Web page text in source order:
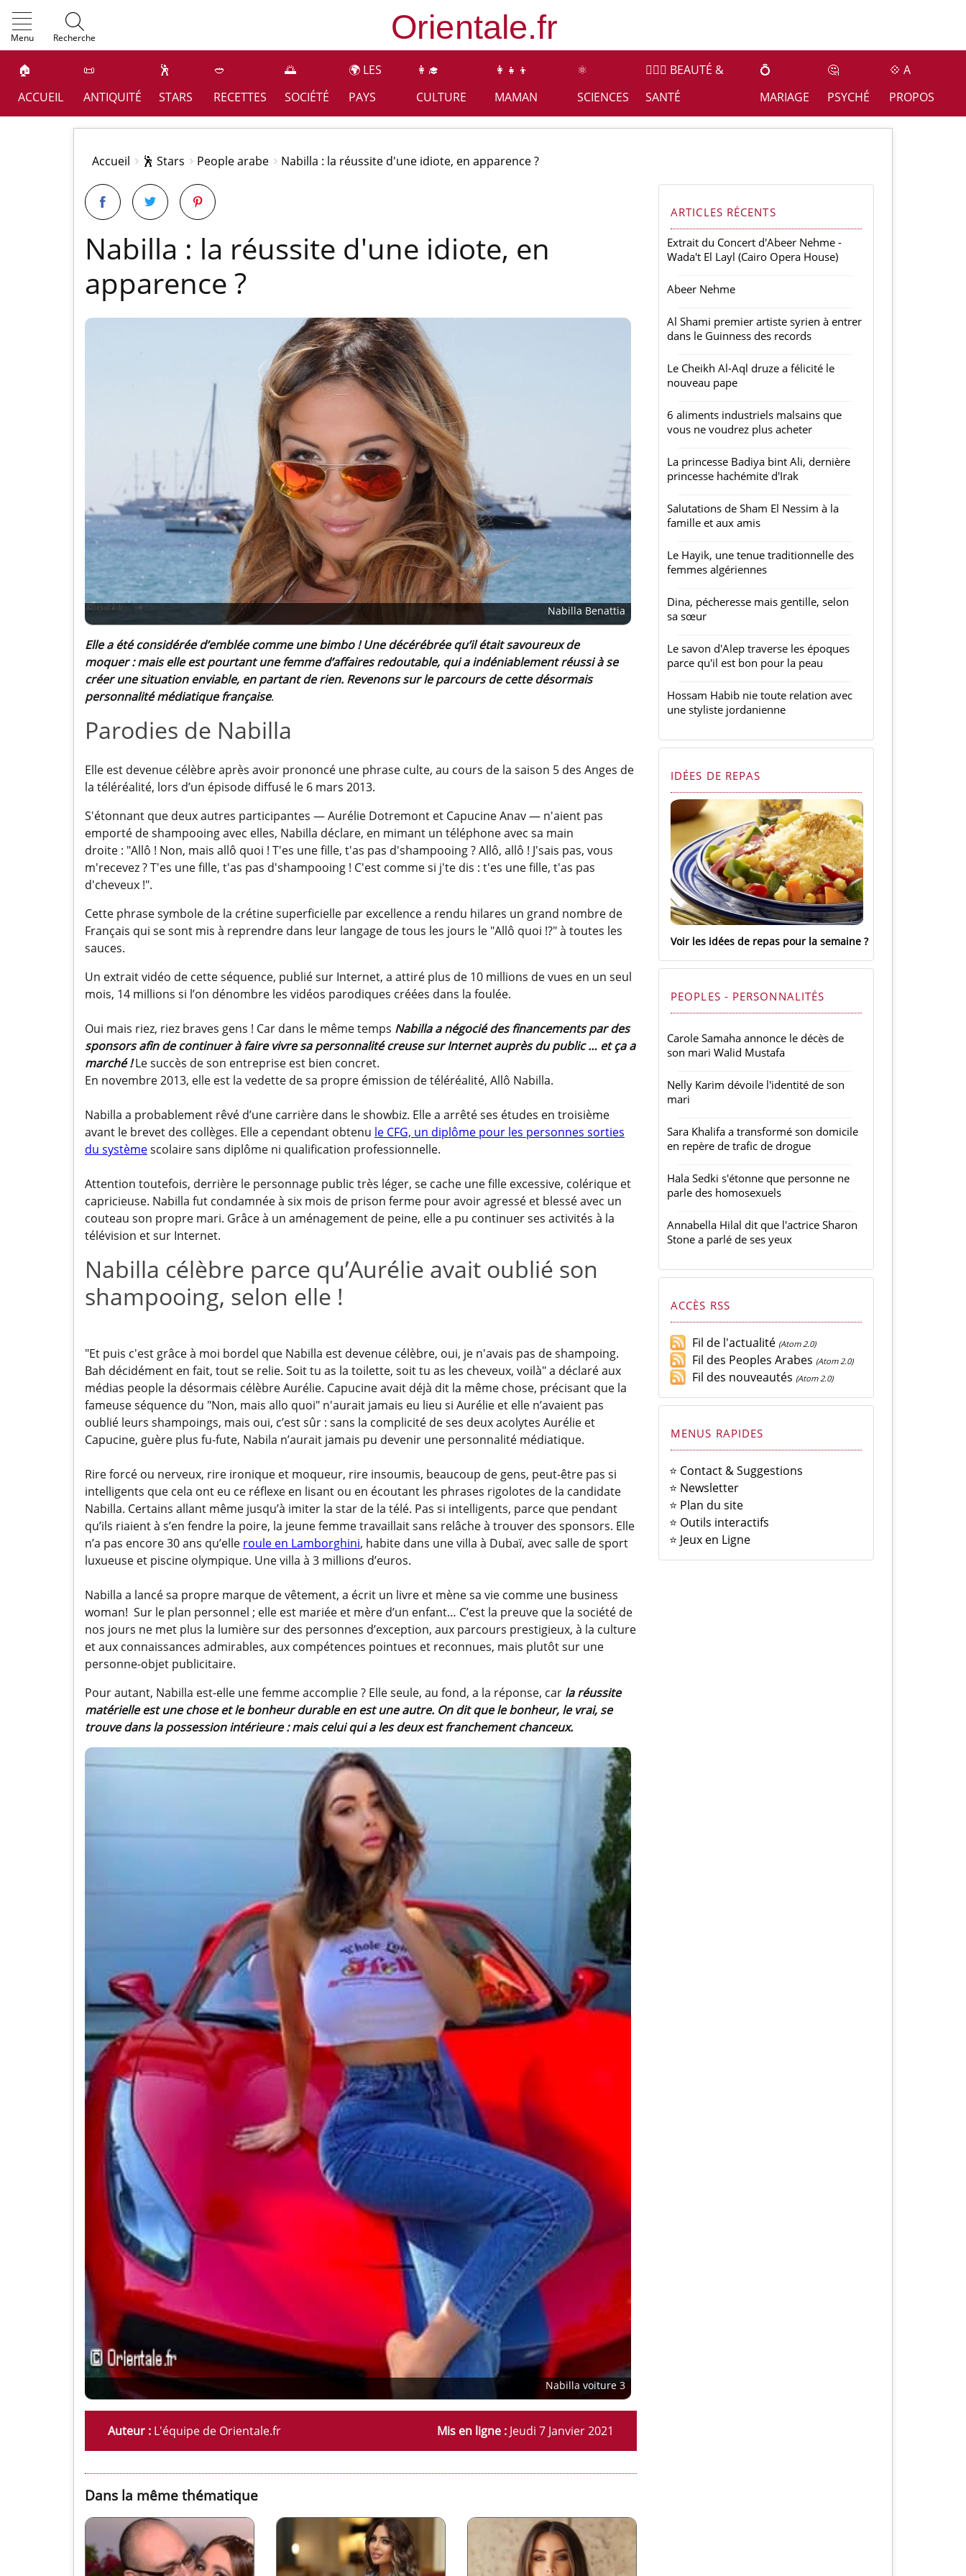
Menu Recherche
🏠
ACCUEIL
📜
ANTIQUITÉ
🕺
STARS
🥙
RECETTES
🌅
SOCIÉTÉ
🌍 LES
PAYS
👩‍🎓
CULTURE
👩‍👧‍👦
MAMAN
⚛️
SCIENCES
👩🏻‍⚕️ BEAUTÉ &
SANTÉ
💍
MARIAGE
🤔
PSYCHÉ
💠 A
PROPOS
Accueil 🕺 Stars People arabe Nabilla : la réussite d'une idiote, en apparence ?
Nabilla : la réussite d'une idiote, en
apparence ?
Nabilla Benattia
Elle a été considérée d’emblée comme une bimbo ! Une décérébrée qu’il était savoureux de
moquer : mais elle est pourtant une femme d’affaires redoutable, qui a indéniablement réussi à se
créer une situation enviable, en partant de rien. Revenons sur le parcours de cette désormais
personnalité médiatique française.
Parodies de Nabilla
Elle est devenue célèbre après avoir prononcé une phrase culte, au cours de la saison 5 des Anges de
la téléréalité, lors d’un épisode diffusé le 6 mars 2013.
S'étonnant que deux autres participantes — Aurélie Dotremont et Capucine Anav — n'aient pas
emporté de shampooing avec elles, Nabilla déclare, en mimant un téléphone avec sa main
droite : "Allô ! Non, mais allô quoi ! T'es une fille, t'as pas d'shampooing ? Allô, allô ! J'sais pas, vous
m'recevez ? T'es une fille, t'as pas d'shampooing ! C'est comme si j'te dis : t'es une fille, t'as pas
d'cheveux !".
Cette phrase symbole de la crétine superficielle par excellence a rendu hilares un grand nombre de
Français qui se sont mis à reprendre dans leur langage de tous les jours le "Allô quoi !?" à toutes les
sauces.
Un extrait vidéo de cette séquence, publié sur Internet, a attiré plus de 10 millions de vues en un seul
mois, 14 millions si l’on dénombre les vidéos parodiques créées dans la foulée.
Oui mais riez, riez braves gens ! Car dans le même temps Nabilla a négocié des financements par des
sponsors afin de continuer à faire vivre sa personnalité creuse sur Internet auprès du public … et ça a
marché !Le succès de son entreprise est bien concret.
En novembre 2013, elle est la vedette de sa propre émission de téléréalité, Allô Nabilla.
Nabilla a probablement rêvé d’une carrière dans le showbiz. Elle a arrêté ses études en troisième
avant le brevet des collèges. Elle a cependant obtenu le CFG, un diplôme pour les personnes sorties
du systèmescolaire sans diplôme ni qualification professionnelle.
Attention toutefois, derrière le personnage public très léger, se cache une fille excessive, colérique et
capricieuse. Nabilla fut condamnée à six mois de prison ferme pour avoir agressé et blessé avec un
couteau son propre mari. Grâce à un aménagement de peine, elle a pu continuer ses activités à la
télévision et sur Internet.
Nabilla célèbre parce qu’Aurélie avait oublié son
shampooing, selon elle !
"Et puis c'est grâce à moi bordel que Nabilla est devenue célèbre, oui, je n'avais pas de shampoing.
Bah décidément en fait, tout se relie. Soit tu as la toilette, soit tu as les cheveux, voilà" a déclaré aux
médias people la désormais célèbre Aurélie. Capucine avait déjà dit la même chose, précisant que la
fameuse séquence du "Non, mais allo quoi" n'aurait jamais eu lieu si Aurélie et elle n’avaient pas
oublié leurs shampoings, mais oui, c’est sûr : sans la complicité de ses deux acolytes Aurélie et
Capucine, guère plus fu-fute, Nabila n’aurait jamais pu devenir une personnalité médiatique.
Rire forcé ou nerveux, rire ironique et moqueur, rire insoumis, beaucoup de gens, peut-être pas si
intelligents que cela ont eu ce réflexe en lisant ou en écoutant les phrases rigolotes de la candidate
Nabilla. Certains allant même jusqu’à imiter la star de la télé. Pas si intelligents, parce que pendant
qu’ils riaient à s’en fendre la poire, la jeune femme travaillait sans relâche à trouver des sponsors. Elle
n’a pas encore 30 ans qu’elle roule en Lamborghini, habite dans une villa à Dubaï, avec salle de sport
luxueuse et piscine olympique. Une villa à 3 millions d’euros.
Nabilla a lancé sa propre marque de vêtement, a écrit un livre et mène sa vie comme une business
woman! Sur le plan personnel ; elle est mariée et mère d’un enfant… C’est la preuve que la société de
nos jours ne met plus la lumière sur des personnes d’exception, aux parcours prestigieux, à la culture
et aux connaissances admirables, aux compétences pointues et reconnues, mais plutôt sur une
personne-objet publicitaire.
Pour autant, Nabilla est-elle une femme accomplie ? Elle seule, au fond, a la réponse, car la réussite
matérielle est une chose et le bonheur durable en est une autre. On dit que le bonheur, le vrai, se
trouve dans la possession intérieure : mais celui qui a les deux est franchement chanceux.
Nabilla voiture 3
Auteur : L'équipe de Orientale.fr Mis en ligne : Jeudi 7 Janvier 2021
Dans la même thématique
ARTICLES RÉCENTS
Extrait du Concert d'Abeer Nehme -
Wada't El Layl (Cairo Opera House)
Abeer Nehme
Al Shami premier artiste syrien à entrer
dans le Guinness des records
Le Cheikh Al-Aql druze a félicité le
nouveau pape
6 aliments industriels malsains que
vous ne voudrez plus acheter
La princesse Badiya bint Ali, dernière
princesse hachémite d'Irak
Salutations de Sham El Nessim à la
famille et aux amis
Le Hayik, une tenue traditionnelle des
femmes algériennes
Dina, pécheresse mais gentille, selon
sa sœur
Le savon d'Alep traverse les époques
parce qu'il est bon pour la peau
Hossam Habib nie toute relation avec
une styliste jordanienne
IDÉES DE REPAS
Voir les idées de repas pour la semaine
PEOPLES - PERSONNALITÉS
Carole Samaha annonce le décès de
son mari Walid Mustafa
Nelly Karim dévoile l'identité de son
mari
Sara Khalifa a transformé son domicile
en repère de trafic de drogue
Hala Sedki s'étonne que personne ne
parle des homosexuels
Annabella Hilal dit que l'actrice Sharon
Stone a parlé de ses yeux
ACCÈS RSS
Fil de l'actualité (Atom 2.0)
Fil des Peoples Arabes (Atom 2.0)
Fil des nouveautés (Atom 2.0)
MENUS RAPIDES
⭐ Contact & Suggestions
⭐ Newsletter
⭐ Plan du site
⭐ Outils interactifs
⭐ Jeux en Ligne